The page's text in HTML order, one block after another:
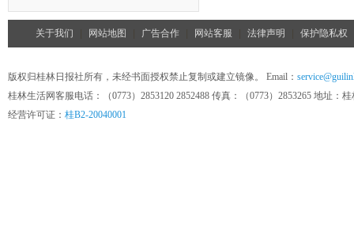
关于我们 网站地图 广告合作 网站客服 法律声明 保护隐私权
版权归桂林日报社所有，未经书面授权禁止复制或建立镜像。 Email：
桂林生活网客服电话：（0773）2853120 2852488 传真：（0773）2853265 地址
经营许可证： 桂B2-20040001